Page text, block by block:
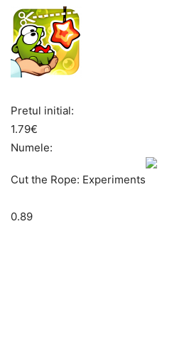
Pretul initial:
1.79€
Numele:
Cut the Rope: Experiments
0.89